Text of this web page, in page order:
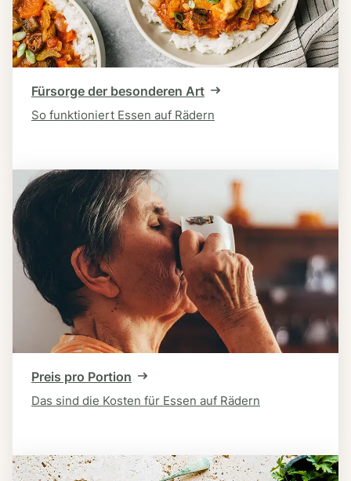
Fürsorge der besonderen Art
So funktioniert Essen auf Rädern
Preis pro Portion
Das sind die Kosten für Essen auf Rädern